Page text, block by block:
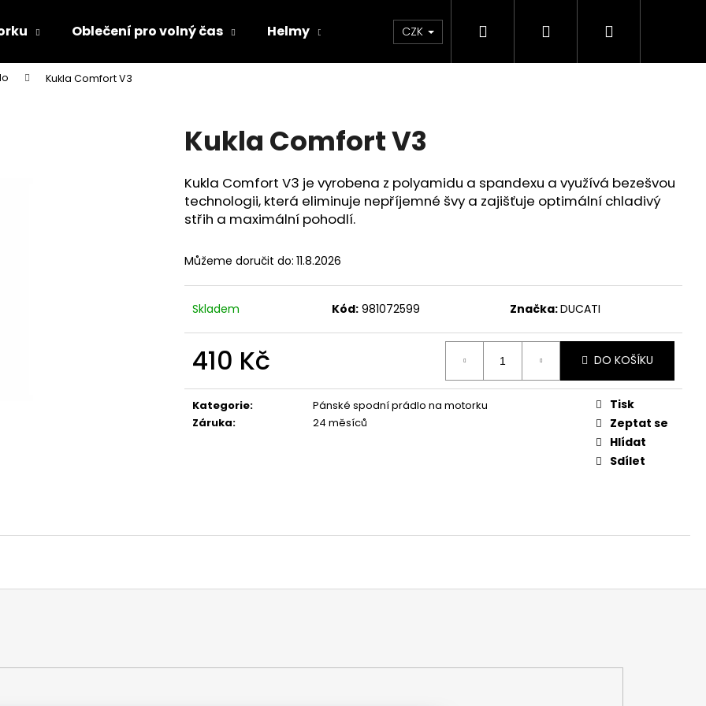
Oblečení pro volný čas Helmy Chrániče Díly Doplňky a předměty
CZK Hledat PřihlášeníNákupní
Kukla Comfort V3
Kukla Comfort V3
Kukla Comfort V3 je vyrobena z polyamidu a spandexu a využívá bezešvou
technologii, která eliminuje nepříjemné švy a zajišťuje optimální chladivý
střih a maximální pohodlí.
Můžeme doručit do: 11.8.2026
Skladem Kód: 981072599 Značka:DUCATI
410 Kč
cena:
DO KOŠÍKU
Kategorie:
Pánské spodní prádlo na motorku
Záruka: 24 měsíců
Tisk
Zeptat se
Hlídat
Sdílet
Co potřebujete najít?
HLEDAT
TRIČKO DC SPEED ČERVENO-ČERNÉ
1 029 Kč